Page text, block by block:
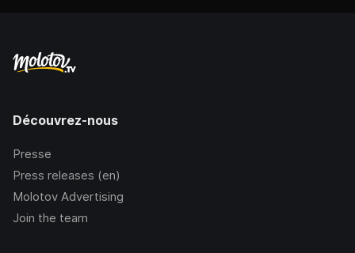
Découvrez-nous
Presse
Press releases (en)
Molotov Advertising
Join the team